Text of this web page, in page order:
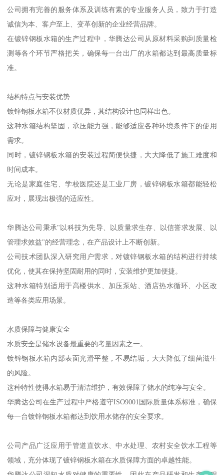
公司拥有完善的服务体系及训练有素的专业服务人员，致力于打造
诚信为本、客户至上、变革创新的企业经营品牌。
在镀锌钢板水箱的生产过程中，华腾达公司从原材料采购到质量检
测等各个环节严格把关，确保每一台出厂的水箱都达到最高质量标
准。
结构特点与安装优势
镀锌钢板水箱不仅材质优异，其结构设计也同样出色。
这种水箱结构坚固，承压能力强，能够适应各种环境条件下的使用
需求。
同时，镀锌钢板水箱的安装过程简便快捷，大大降低了施工难度和
时间成本。
无论是家庭住宅、学校医院还是工业厂房，镀锌钢板水箱都能轻松
应对，展现出极强的适应性。
华腾达公司秉承"以科技为先导、以质量求生存、以信誉求发展、以
管理求效益"的经营理念，在产品设计上不断创新。
公司技术团队深入研究用户需求，对镀锌钢板水箱的结构进行持续
优化，使其在保持坚固耐用的同时，安装维护更加便捷。
这种水箱特别适用于高楼供水、加压泵站、酒店热水循环、小区改
造等各类应用场景。
水质保障与健康安全
水质安全是储水设备最重要的考量因素之一。
镀锌钢板水箱内部表面光滑平整，不易结垢，大大降低了细菌滋生
的风险。
这种特性使得水箱易于清洁维护，有效保障了储水的纯净与安全。
华腾达公司在生产过程中严格遵守ISO9001国际质量体系标准，确保
每一台镀锌钢板水箱都达到饮用水储存的安全要求。
公司产品广泛应用于管道直饮水、中水处理、农村安全饮水工程等
领域，充分体现了镀锌钢板水箱在水质保障方面的卓越性能。